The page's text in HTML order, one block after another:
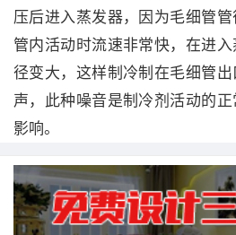
压后进入蒸发器，因为毛细管
管内活动时流速非常快，在进
径变大，这样制冷制在毛细管
声，此种噪音是制冷剂活动的
影响。